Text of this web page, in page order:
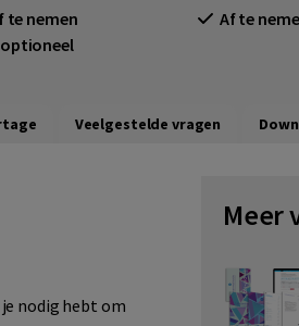
te nemen
Af te
Veelgestelde vragen
nodig hebt om
Meer